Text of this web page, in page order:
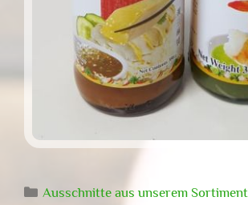
Kategorien
Ausschnitte aus unserem Sortiment